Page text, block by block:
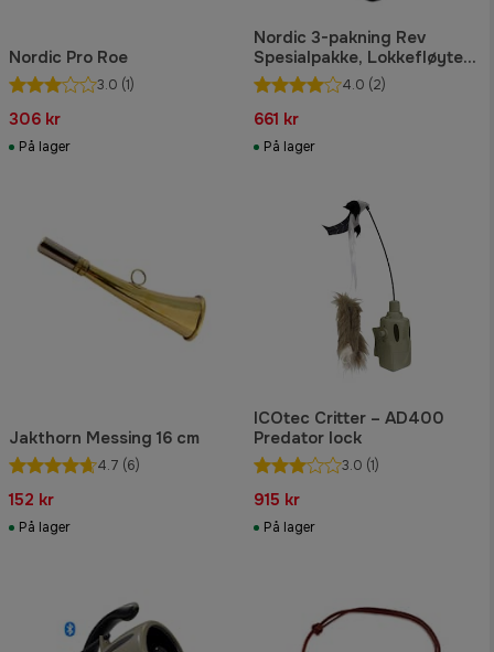
Nordic Pro Roe
3.0 (1)
306 kr
På lager
Nordic 3-pakning Rev
Spesialpakke, Lokkefløyte
for rev
4.0 (2)
661 kr
På lager
Jakthorn Messing 16 cm
4.7 (6)
152 kr
På lager
ICOtec Critter – AD400
Predator lock
3.0 (1)
915 kr
På lager